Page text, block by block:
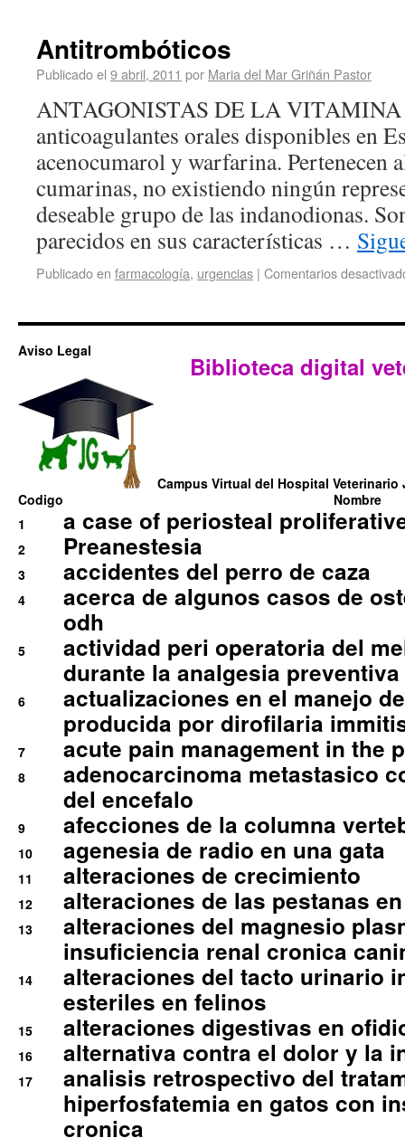
Antitrombóticos
Publicado el 9 abril, 2011 por Maria del Mar Griñán Pastor
ANTAGONISTAS DE LA VITAMINA
anticoagulantes orales disponibles en
acenocumarol y warfarina. Pertenecen
cumarinas, no existiendo ningún
deseable grupo de las indanodionas.
parecidos en sus características …
Publicado en farmacología, urgencias | Comentarios
Aviso Legal
Biblioteca digital
Campus Virtual del Hospital Veterinario
Codigo
Nombre
1
a case of periosteal
2 Preanestesia
3 accidentes del perro de caza
4
acerca de algunos casos de
odh
5
actividad peri operatoria del
durante la analgesia
6
actualizaciones en el manejo
producida por dirofilaria
7 acute pain management in the
8
adenocarcinoma metastasico
del encefalo
9 afecciones de la columna
10 agenesia de radio en una gata
11 alteraciones de crecimiento
12 alteraciones de las pestanas
13
alteraciones del magnesio
insuficiencia renal cronica
14
alteraciones del tacto urinario
esteriles en felinos
15 alteraciones digestivas en
16 alternativa contra el dolor y la
17
analisis retrospectivo del
hiperfosfatemia en gatos con
cronica